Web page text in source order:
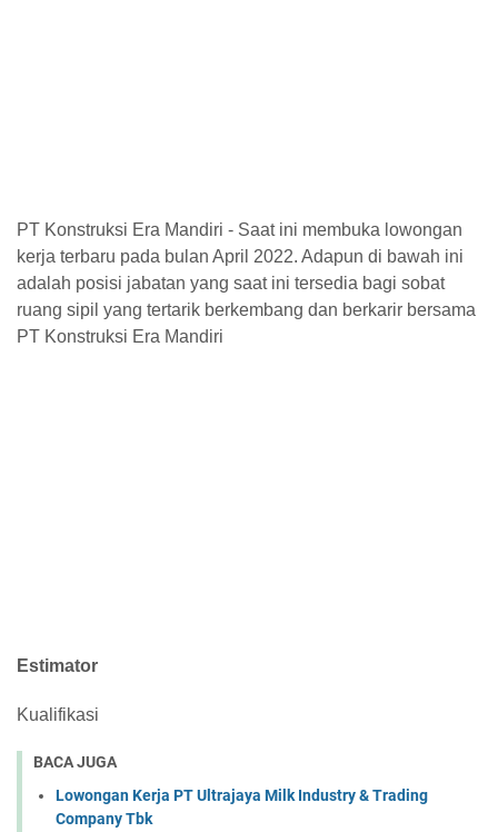
PT Konstruksi Era Mandiri - Saat ini membuka lowongan
kerja terbaru pada bulan April 2022. Adapun di bawah ini
adalah posisi jabatan yang saat ini tersedia bagi sobat
ruang sipil yang tertarik berkembang dan berkarir bersama
PT Konstruksi Era Mandiri
Estimator
Kualifikasi
BACA JUGA
Lowongan Kerja PT Ultrajaya Milk Industry & Trading
Company Tbk